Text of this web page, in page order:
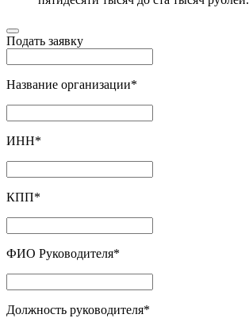
Подать заявку
Название организации*
ИНН*
КПП*
ФИО Руководителя*
Должность руководителя*